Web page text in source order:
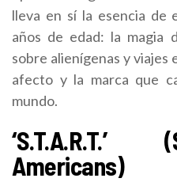
lleva en sí la esencia de
años de edad: la magia
sobre alienígenas y viajes
afecto y la marca que
mundo.
‘S.T.A.R.T.’
Americans)